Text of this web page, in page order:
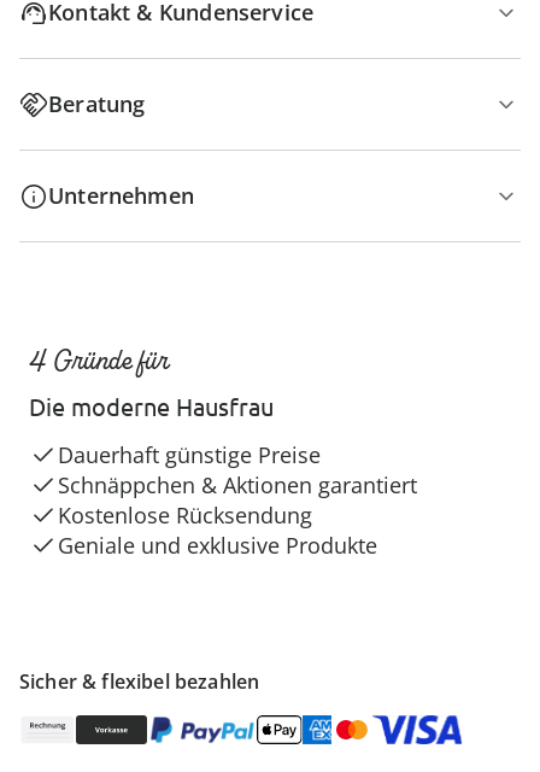
Kontakt & Kundenservice
Beratung
Unternehmen
Sicher & flexibel bezahlen
4 Gründe für
Die moderne Hausfrau
Dauerhaft günstige Preise
Schnäppchen & Aktionen garantiert
Kostenlose Rücksendung
Geniale und exklusive Produkte